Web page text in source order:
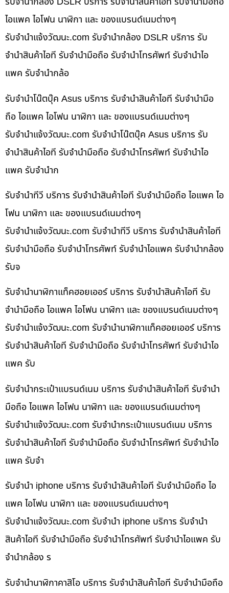
ไอแพค ไอโฟน นาฬิกา และ ของแบรนด์เนมต่างๆ
รับจํานําแจ้งวัฒนะ.com รับจำนำกล้อง DSLR บริการ รับ
จำนำสินค้าไอที รับจำนำมือถือ รับจำนำโทรศัพท์ รับจำนำไอ
แพค รับจำนำกล้อ
รับจำนำโน๊ตบุ๊ค Asus บริการ รับจำนำสินค้าไอที รับจำนำมือ
ถือ ไอแพค ไอโฟน นาฬิกา และ ของแบรนด์เนมต่างๆ
รับจํานําแจ้งวัฒนะ.com รับจำนำโน๊ตบุ๊ค Asus บริการ รับ
จำนำสินค้าไอที รับจำนำมือถือ รับจำนำโทรศัพท์ รับจำนำไอ
แพค รับจำนำก
รับจำนำทีวี บริการ รับจำนำสินค้าไอที รับจำนำมือถือ ไอแพค ไอ
โฟน นาฬิกา และ ของแบรนด์เนมต่างๆ
รับจํานําแจ้งวัฒนะ.com รับจำนำทีวี บริการ รับจำนำสินค้าไอที
รับจำนำมือถือ รับจำนำโทรศัพท์ รับจำนำไอแพค รับจำนำกล้อง
รับจ
รับจำนำนาฬิกาแท็คฮอยเออร์ บริการ รับจำนำสินค้าไอที รับ
จำนำมือถือ ไอแพค ไอโฟน นาฬิกา และ ของแบรนด์เนมต่างๆ
รับจํานําแจ้งวัฒนะ.com รับจำนำนาฬิกาแท็คฮอยเออร์ บริการ
รับจำนำสินค้าไอที รับจำนำมือถือ รับจำนำโทรศัพท์ รับจำนำไอ
แพค รับ
รับจำนำกระเป๋าแบรนด์เนม บริการ รับจำนำสินค้าไอที รับจำนำ
มือถือ ไอแพค ไอโฟน นาฬิกา และ ของแบรนด์เนมต่างๆ
รับจํานําแจ้งวัฒนะ.com รับจำนำกระเป๋าแบรนด์เนม บริการ
รับจำนำสินค้าไอที รับจำนำมือถือ รับจำนำโทรศัพท์ รับจำนำไอ
แพค รับจำ
รับจำนำ iphone บริการ รับจำนำสินค้าไอที รับจำนำมือถือ ไอ
แพค ไอโฟน นาฬิกา และ ของแบรนด์เนมต่างๆ
รับจํานําแจ้งวัฒนะ.com รับจำนำ iphone บริการ รับจำนำ
สินค้าไอที รับจำนำมือถือ รับจำนำโทรศัพท์ รับจำนำไอแพค รับ
จำนำกล้อง ร
รับจำนำนาฬิกาคาสิโอ บริการ รับจำนำสินค้าไอที รับจำนำมือถือ